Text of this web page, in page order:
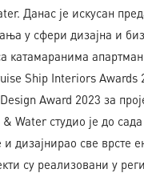
Данас је искусан
у сфери дизајна и
са катамаранима
Ship Interiors Awards
Award 2023 за
Water студио је до
дизајнирао све врсте
су реализовани у